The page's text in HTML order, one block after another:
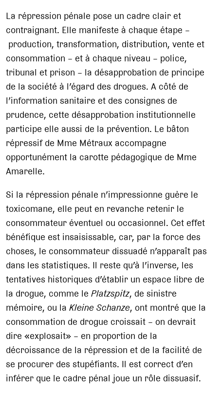
La répression pénale pose un cadre clair et
contraignant. Elle manifeste à chaque étape –
production, transformation, distribution, vente et
consommation – et à chaque niveau – police,
tribunal et prison – la désapprobation de principe
de la société à l’égard des drogues. A côté de
l’information sanitaire et des consignes de
prudence, cette désapprobation institutionnelle
participe elle aussi de la prévention. Le bâton
répressif de Mme Métraux accompagne
opportunément la carotte pédagogique de Mme
Amarelle.
Si la répression pénale n’impressionne guère le
toxicomane, elle peut en revanche retenir le
consommateur éventuel ou occasionnel. Cet effet
bénéfique est insaisissable, car, par la force des
choses, le consommateur dissuadé n’apparaît pas
dans les statistiques. Il reste qu’à l’inverse, les
tentatives historiques d’établir un espace libre de
la drogue, comme lePlatzspitz, de sinistre
mémoire, ou laKleine Schanze, ont montré que la
consommation de drogue croissait – on devrait
dire «explosait» – en proportion de la
décroissance de la répression et de la facilité de
se procurer des stupéfiants. Il est correct d’en
inférer que le cadre pénal joue un rôle dissuasif.